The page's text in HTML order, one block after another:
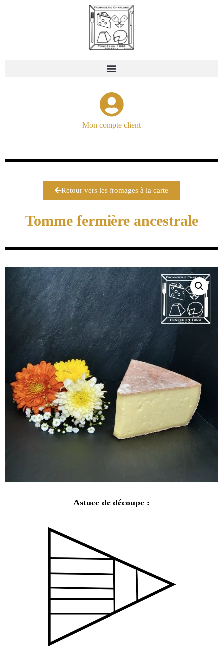
Mon compte client
Retour vers les fromages à la carte
Tomme fermière ancestrale
Astuce de découpe :